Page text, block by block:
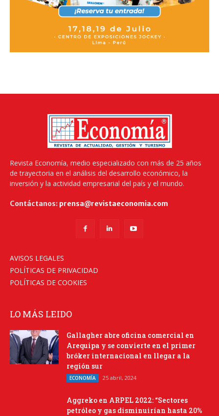
Revista Economía, medio especializado con más de 25 años
de trayectoria en el análisis del desarrollo económico, la
inversión y la actividad empresarial del país y el mundo.
Contáctanos: prensa@revistaeconomia.com
AVISOS LEGALES
POLÍTICAS DE PRIVACIDAD
POLÍTICAS DE COOKIES
LO MÁS LEIDO
Gallagher abre oficina comercial en
Arequipa y se convierte en el primer
bróker internacional en llegar a la
región sur
ECONOMÍA 25 abril, 2024
Aggreko en ARPEL 2022: “Sectores
petróleo y gas disminuirían hasta 20%